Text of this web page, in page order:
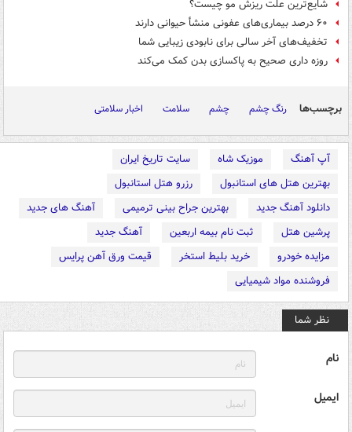
شایع‌ترین علت ریزش مو چیست؟
۶۰ درصد بیماری‌های عفونی منشأ حیوانی دارند
تخفیف‌های آخر سالی برای نابودی زیبایی شما
روزه داری صحیح به پاکسازی بدن کمک می‌کند
برچسب‌ها رنگ چشم چشم سلامت اخبار سلامتی
آپ آهنگ موزیک شاه
سایت تاریخ ایران
بهترین هتل های استانبول
رزرو هتل استانبول
دانلود آهنگ جدید
بهترین جراح بینی ترمیمی
آهنگ های جدید
پرشین هتل
ثبت نام بیمه اربعین
آهنگ جدید
مزایده خودرو
خرید بلیط استخر
قیمت ورق آهن پرایس
فروشنده مواد شیمیایی
نظر شما
نام
ایمیل